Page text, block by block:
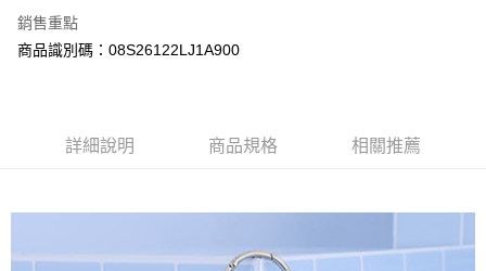
台灣樂天信用卡公司
大哥付你分期
相關說明
流程，驗證手機門號後，選擇欲分期的期數、繳款截止日，確認付款後即完
【繳款方式說明】
【關於「AFTEE先享後付」】
１．簡單：不需註冊會員、不需綁卡、不需儲值。
３．安心：先確認商品／服務後，再付款。
全家取貨付款
銷售重點
商品識別碼：08S26122LJ1A900
詳細說明 商品規格 相關推薦